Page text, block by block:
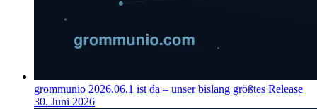
grommunio 2026.06.1 ist da – unser bislang größtes Release
30. Juni 2026